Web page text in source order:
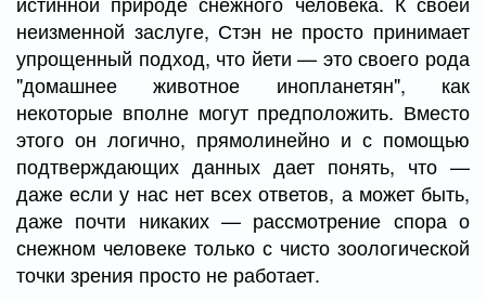
неизменной заслуге, Стэн не просто принимает
упрощенный подход, что йети — это своего рода
"домашнее животное инопланетян", как
некоторые вполне могут предположить. Вместо
этого он логично, прямолинейно и с помощью
подтверждающих данных дает понять, что —
даже если у нас нет всех ответов, а может быть,
даже почти никаких — рассмотрение спора о
снежном человеке только с чисто зоологической
точки зрения просто не работает.